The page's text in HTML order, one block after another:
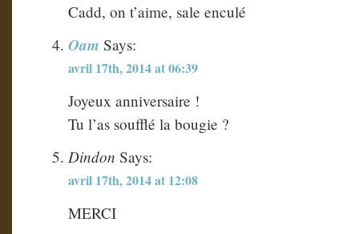
Cadd, on t’aime, sale enculé
Oam Says:
avril 17th, 2014 at 06:39
Joyeux anniversaire !
Tu l’as soufflé la bougie ?
Dindon Says:
avril 17th, 2014 at 12:08
MERCI